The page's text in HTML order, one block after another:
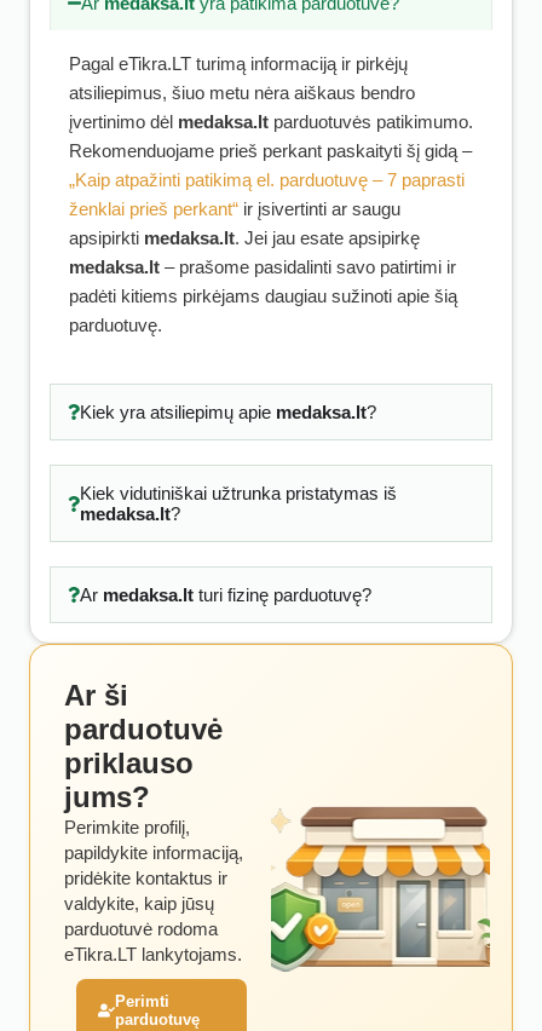
Pagal eTikra.LT turimą informaciją ir pirkėjų
atsiliepimus, šiuo metu nėra aiškaus bendro
įvertinimo dėl medaksa.lt parduotuvės patikimumo.
Rekomenduojame prieš perkant paskaityti šį gidą –
„Kaip atpažinti patikimą el. parduotuvę – 7 paprasti
ženklai prieš perkant“ ir įsivertinti ar saugu
apsipirkti medaksa.lt. Jei jau esate apsipirkę
medaksa.lt – prašome pasidalinti savo patirtimi ir
padėti kitiems pirkėjams daugiau sužinoti apie šią
parduotuvę.
Kiek yra atsiliepimų apie medaksa.lt?
Kiek vidutiniškai užtrunka pristatymas iš
medaksa.lt?
Ar medaksa.ltturi fizinę parduotuvę?
Ar ši
parduotuvė
priklauso
jums?
Perimkite profilį,
papildykite informaciją,
pridėkite kontaktus ir
valdykite, kaip jūsų
parduotuvė rodoma
eTikra.LT lankytojams.
Perimti
parduotuvę